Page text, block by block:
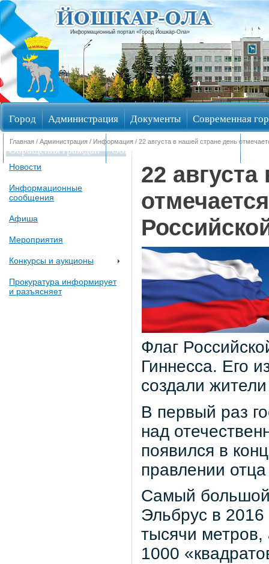
Информационный портал «Город Йошкар-Ола»
Город Администрация Документы Современная
Обращения граждан Общественные обсуждения
Главная / Администрация / Информация / 22 августа в нашей стране день
Новости
Информационные
сообщения
Афиша
Мероприятия
Конкурсы и аукционы
Прокуратура информирует
и разъясняет
22
Флаг
Гиннесса. Его
создали
В первый раз
над
появился в
правлении
Самый большой
Эльбрус в 2016
тысячи
1000